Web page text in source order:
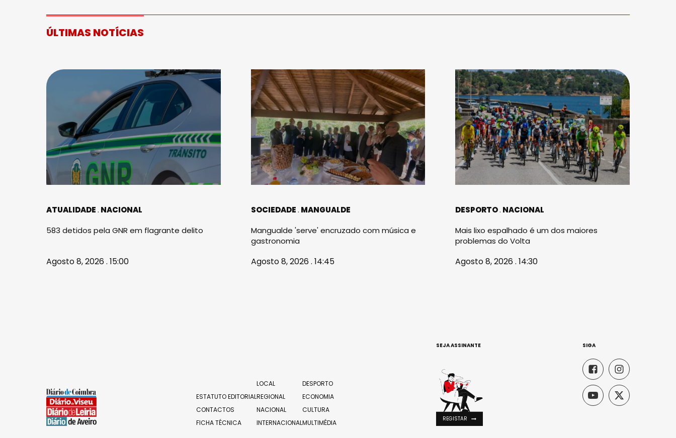
ÚLTIMAS NOTÍCIAS
ATUALIDADE NACIONAL
583 detidos pela GNR em flagrante delito
Agosto 8, 2026 . 15:00
SOCIEDADE MANGUALDE
Mangualde 'serve' encruzado com música e
gastronomia
Agosto 8, 2026 . 14:45
DESPORTO NACIONAL
Mais lixo espalhado é um dos maiores
problemas do Volta
Agosto 8, 2026 . 14:30
ESTATUTO EDITORIAL
CONTACTOS
FICHA TÉCNICA
LOCAL
REGIONAL
NACIONAL
INTERNACIONAL
DESPORTO
ECONOMIA
CULTURA
MULTIMÉDIA
SEJA ASSINANTE
REGISTAR
SIGA